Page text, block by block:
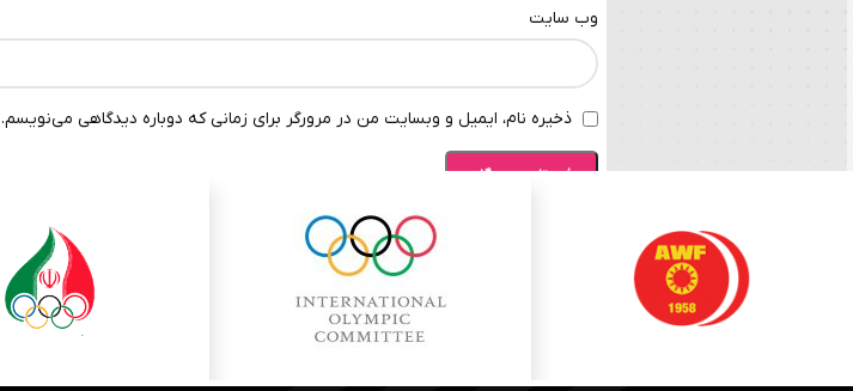
وب‌ سایت
ذخیره نام، ایمیل و وبسایت من در مرورگر برای زمانی که دوباره دیدگاهی می‌نویسم.